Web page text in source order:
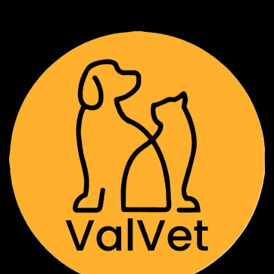
Cadena de Frío: No realizamos envíos a
domicilio ni a regiones. El retiro es
exclusivo en nuestra clínica en
Providencia.
Protocolo de Retiro: Para la entrega de
cajas, es obligatorio portar cooler con
unidades de frío (icepacks). No se
entregará el producto si no se cumplen
estas condiciones de seguridad biológica.
🛒 Proceso de Adquisición y Stock